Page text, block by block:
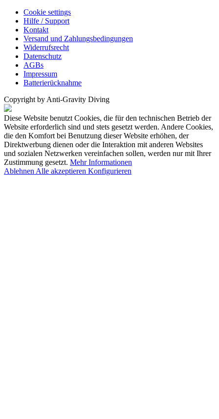
Cookie settings
Hilfe / Support
Kontakt
Versand und Zahlungsbedingungen
Widerrufsrecht
Datenschutz
AGBs
Impressum
Batterierücknahme
Copyright by Anti-Gravity Diving
Diese Website benutzt Cookies, die für den technischen Betrieb der
Website erforderlich sind und stets gesetzt werden. Andere Cookies,
die den Komfort bei Benutzung dieser Website erhöhen, der
Direktwerbung dienen oder die Interaktion mit anderen Websites
und sozialen Netzwerken vereinfachen sollen, werden nur mit Ihrer
Zustimmung gesetzt. Mehr Informationen
Ablehnen Alle akzeptieren Konfigurieren